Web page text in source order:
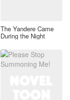
The Yandere Came
During the Night